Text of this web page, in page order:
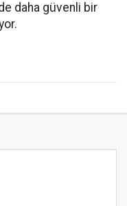
daha güvenli bir